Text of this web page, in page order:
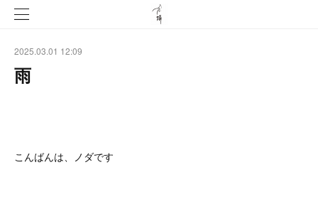
2025.03.01 12:09
雨
こんばんは、ノダです